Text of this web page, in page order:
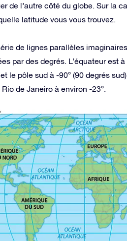
de l’autre côté du globe. Sur la
latitude vous vous trouvez.
de lignes parallèles
par des degrés. L’équateur est
le pôle sud à -90° (90 degrés
de Janeiro à environ -23°.